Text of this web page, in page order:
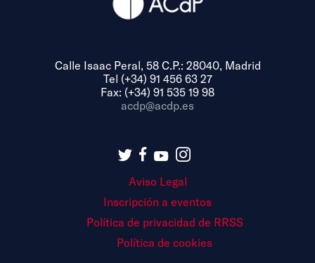
Calle Isaac Peral, 58 C.P.: 28040, Madrid
Tel (+34) 91 456 63 27
Fax: (+34) 91 535 19 98
acdp@acdp.es
Aviso Legal
Inscripción a eventos
Política de privacidad de RRSS
Política de cookies